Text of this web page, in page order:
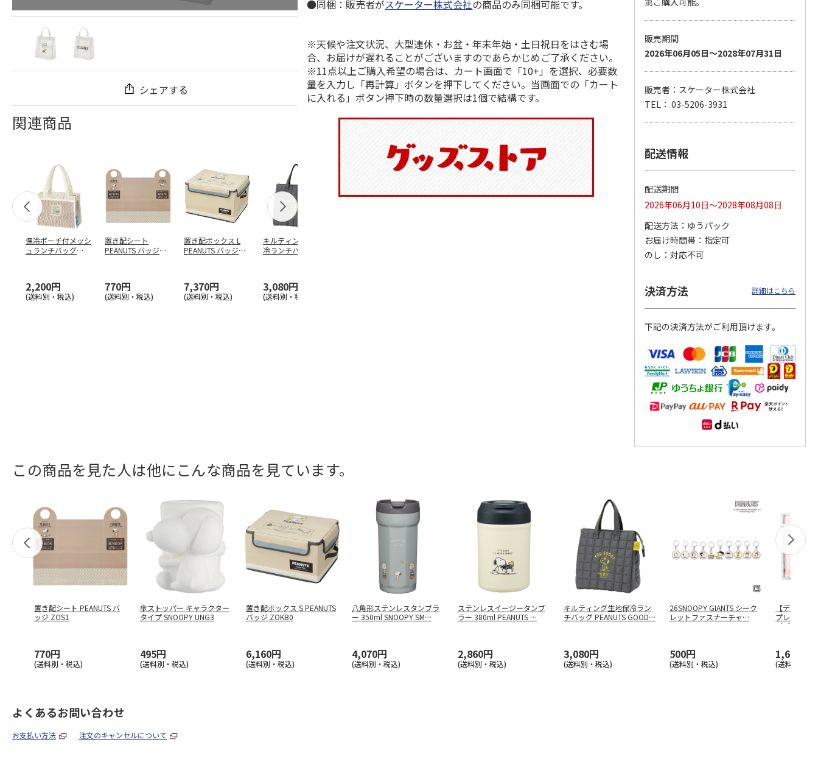
シェアする
関連商品
保冷ポーチ付メッシ
ュランチバッグ
2,200円
(送料別・税込)
置き配シート
PEANUTS バッジ
770円
(送料別・税込)
置き配ボックス L
PEANUTS バッジ
7,370円
(送料別・税込)
キルティング生地保
冷ランチバッグ
3,080円
(送料別・税込)
保冷ポーチ付メッシ
ュトートバッグ
PEANUTS バッジ
3,080円
(送料別・税込)
14,300円
(送料・税込)
●同梱：販売者がスケーター株式会社の商品のみ同梱可能です。
※天候や注文状況、大型連休・お盆・年末年始・土日祝日をはさむ場
合、お届けが遅れることがございますのであらかじめご了承ください。
※11点以上ご購入希望の場合は、カート画面で「10+」を選択、必要数
量を入力し「再計算」ボタンを押下してください。当画面での「カート
に入れる」ボタン押下時の数量選択は1個で結構です。
販売期間
2026年06月05日～2028年07月31日
販売者：スケーター株式会社
TEL： 03-5206-3931
配送情報
配送期間
2026年06月10日～2028年08月08日
配送方法
ゆうパック
お届け時間帯
指定可
のし
対応不可
決済方法 詳細はこちら
下記の決済方法がご利用頂けます。
この商品を見た人は他にこんな商品を見ています。
置き配シート PEANUTS バ
ッジ ZOS1
770円
(送料別・税込)
傘ストッパー キャラクター
タイプ SNOOPY UNG3
495円
(送料別・税込)
置き配ボックス S PEANUTS
バッジ ZOKB0
6,160円
(送料別・税込)
八角形ステンレスタンブラ
ー 350ml SNOOPY SM…
4,070円
(送料別・税込)
ステンレスイージータンブ
ラー 380ml PEANUTS …
2,860円
(送料別・税込)
キルティング生地保冷ラン
チバッグ PEANUTS GOOD…
3,080円
(送料別・税込)
26SNOOPY GIANTS シーク
レットファスナーチャ…
500円
(送料別・税込)
【ディズニ
プレミアム
（ピンク）
1,650円
(送料別・税
よくあるお問い合わせ
お支払い方法 注文のキャンセルについて